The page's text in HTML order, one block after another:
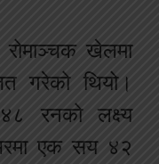
रोमाञ्चक खेलमा
गरेको थियो।
रनको लक्ष्य
एक सय ४२